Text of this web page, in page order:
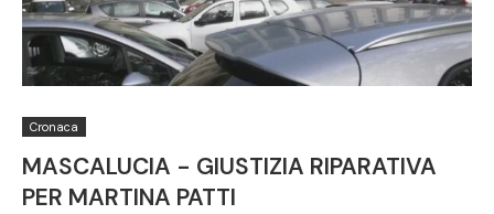
Cronaca
MASCALUCIA - GIUSTIZIA RIPARATIVA
PER MARTINA PATTI